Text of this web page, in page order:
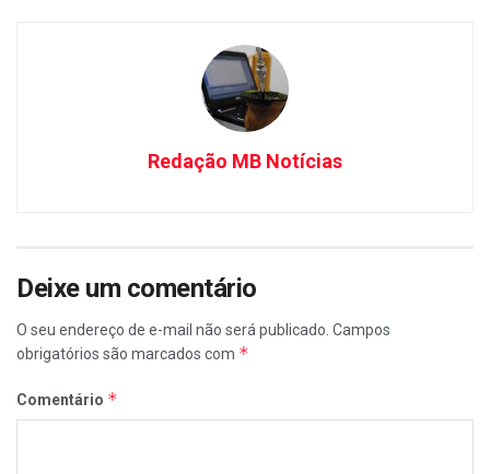
Redação MB Notícias
Deixe um comentário
O seu endereço de e-mail não será publicado. Campos
obrigatórios são marcados com *
Comentário *